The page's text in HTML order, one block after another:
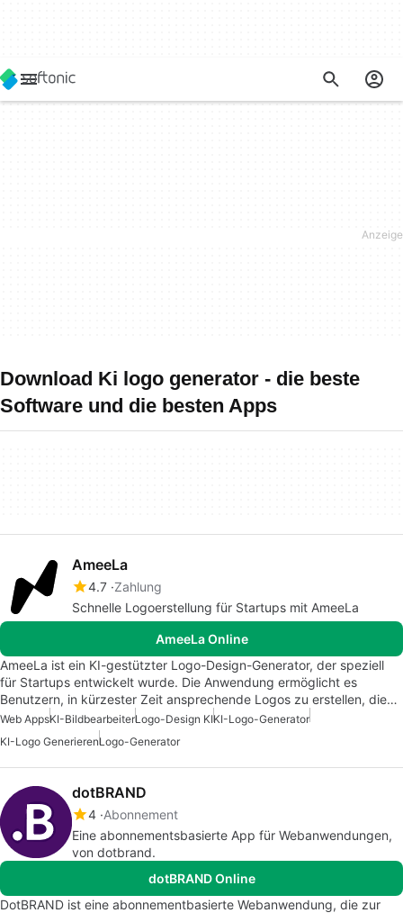
Download Ki logo generator - die beste
Software und die besten Apps
AmeeLa
4.7 Zahlung
Schnelle Logoerstellung für Startups mit AmeeLa
AmeeLa Online
AmeeLa ist ein KI-gestützter Logo-Design-Generator, der speziell
für Startups entwickelt wurde. Die Anwendung ermöglicht es
Benutzern, in kürzester Zeit ansprechende Logos zu erstellen, die…
Web AppsKI-BildbearbeiterLogo-Design KIKI-Logo-Generator
KI-Logo GenerierenLogo-Generator
dotBRAND
4 Abonnement
Eine abonnementsbasierte App für Webanwendungen,
von dotbrand.
dotBRAND Online
DotBRAND ist eine abonnementbasierte Webanwendung, die zur